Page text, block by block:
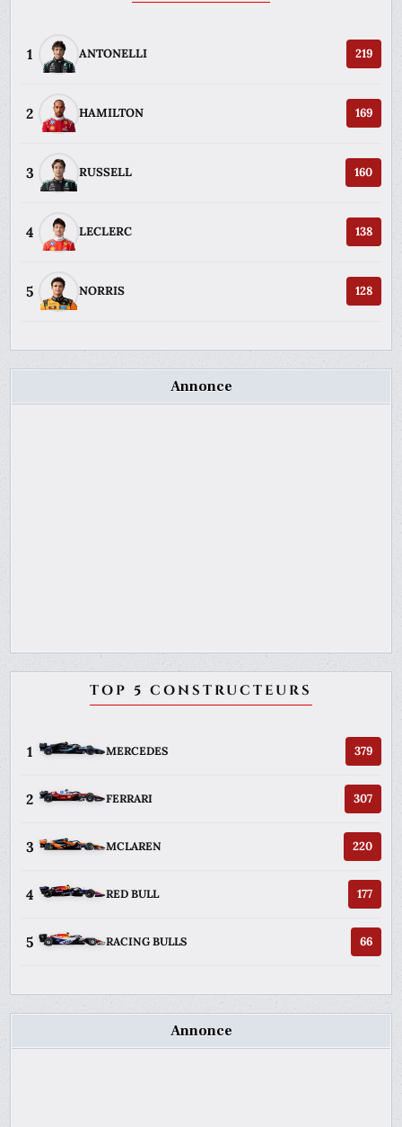
1 ANTONELLI 219
2 HAMILTON 169
3 RUSSELL 160
4 LECLERC 138
5 NORRIS 128
Annonce
TOP 5 CONSTRUCTEURS
1 MERCEDES 379
2 FERRARI 307
3 MCLAREN 220
4 RED BULL 177
5 RACING BULLS 66
Annonce